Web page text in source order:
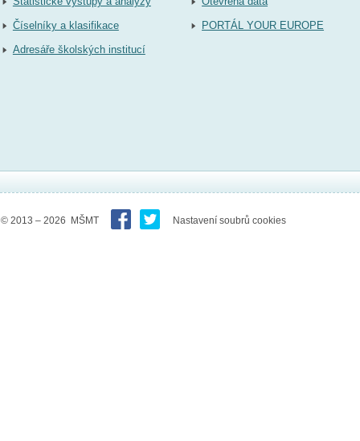
Číselníky a klasifikace
Adresáře školských institucí
PORTÁL YOUR EUROPE
© 2013 – 2026 MŠMT Nastavení soubrů cookies